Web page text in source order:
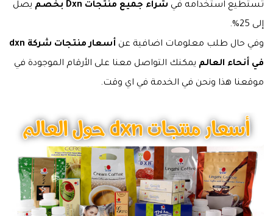
تستطيع استخدامه في شراء جميع منتجات Dxn بخصم
يصل
إلى 25%.
وفي حال طلب معلومات اضافية عن
أسعار منتجات شركة dxn
في أنحاء العالم يمكنك التواصل معنا على الأرقام الموجودة في
موقعنا هذا ونحن في الخدمة في اي وقت.